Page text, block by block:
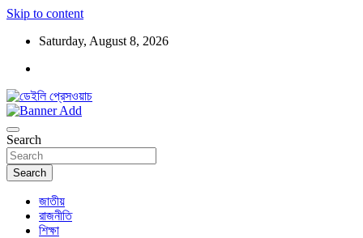
Skip to content
Saturday, August 8, 2026
ডেইলি প্রেসওয়াচ
Search
Search
জাতীয়
রাজনীতি
শিক্ষা